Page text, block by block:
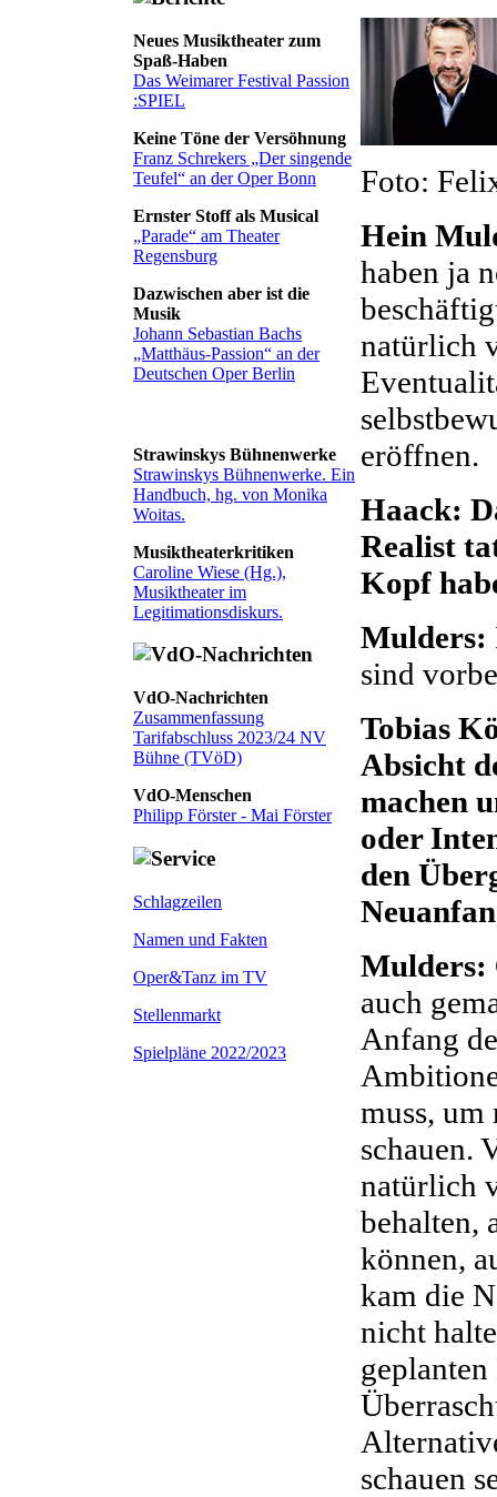
Neues Musiktheater zum
Spaß-Haben
Das Weimarer Festival Passion
:SPIEL
Keine Töne der Versöhnung
Franz Schrekers „Der singende
Teufel“ an der Oper Bonn
Ernster Stoff als Musical
„Parade“ am Theater
Regensburg
Dazwischen aber ist die
Musik
Johann Sebastian Bachs
„Matthäus-Passion“ an der
Deutschen Oper Berlin
Strawinskys Bühnenwerke
Strawinskys Bühnenwerke. Ein
Handbuch, hg. von Monika
Woitas.
Musiktheaterkritiken
Caroline Wiese (Hg.),
Musiktheater im
Legitimationsdiskurs.
VdO-Nachrichten
Zusammenfassung
Tarifabschluss 2023/24 NV
Bühne (TVöD)
VdO-Menschen
Philipp Förster - Mai Förster
Schlagzeilen
Namen und Fakten
Oper&Tanz im TV
Stellenmarkt
Spielpläne 2022/2023
Foto:
Hein
haben ja
natürlich
eröffnen.
Haack:
Realist
Kopf
Mulders:
sind
Tobias
Absicht
machen
oder
den
Mulders:
auch
Anfang
muss,
schauen.
natürlich
behalten,
können,
kam die
nicht
schauen